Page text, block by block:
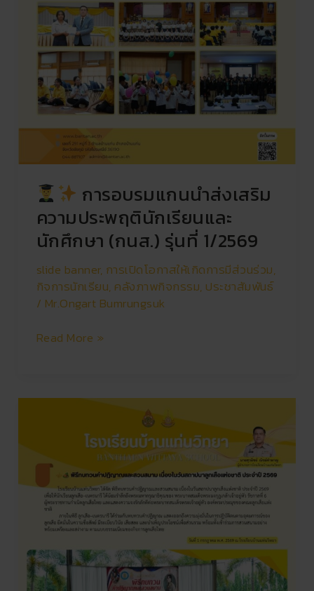
การอบรมแกนนำส่งเสริม
ความประพฤตินักเรียนและ
นักศึกษา (กนส.) รุ่นที่ 1/2569
slide banner, การเปิดโอกาสให้เกิดการมีส่วนร่วม,
กิจการนักเรียน, คลังภาพกิจกรรม, ประชาสัมพันธ์
/ Mr.Ongart Bumrungsuk
Read More »
ทบทวน
ปฏิญาณ
และ
สวน
สนาม
เนื่อง
ใน